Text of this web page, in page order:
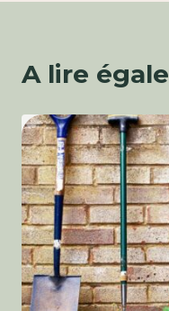
A lire